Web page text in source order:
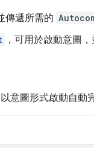
傳遞所需的
，可用於啟動意圖
意圖形式啟動自動